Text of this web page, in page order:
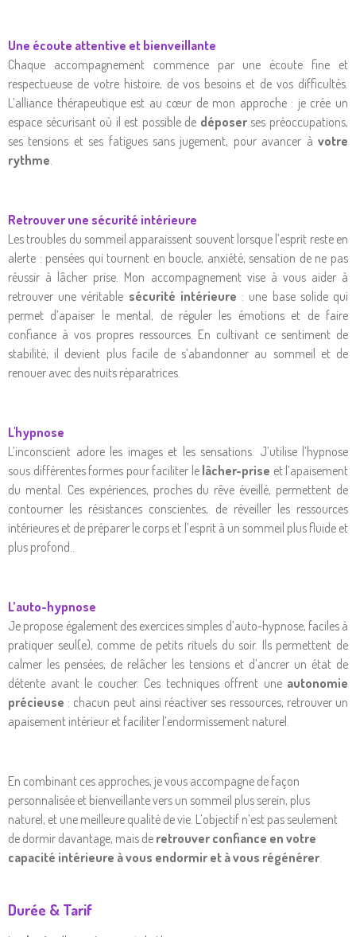
Une écoute attentive et bienveillante
Chaque accompagnement commence par une écoute fine et
respectueuse de votre histoire, de vos besoins et de vos difficultés.
L’alliance thérapeutique est au cœur de mon approche : je crée un
espace sécurisant où il est possible de déposerses préoccupations,
ses tensions et ses fatigues sans jugement, pour avancer à votre
rythme.
Retrouver une sécurité intérieure
Les troubles du sommeil apparaissent souvent lorsque l’esprit reste en
alerte : pensées qui tournent en boucle, anxiété, sensation de ne pas
réussir à lâcher prise. Mon accompagnement vise à vous aider à
retrouver une véritable sécurité intérieure : une base solide qui
permet d’apaiser le mental, de réguler les émotions et de faire
confiance à vos propres ressources. En cultivant ce sentiment de
stabilité, il devient plus facile de s’abandonner au sommeil et de
renouer avec des nuits réparatrices.
L'hypnose
L’inconscient adore les images et les sensations. J’utilise l’hypnose
sous différentes formes pour faciliter le lâcher-prise et l’apaisement
du mental. Ces expériences, proches du rêve éveillé, permettent de
contourner les résistances conscientes, de réveiller les ressources
intérieures et de préparer le corps et l’esprit à un sommeil plus fluide et
plus profond..
L’auto-hypnose
Je propose également des exercices simples d’auto-hypnose, faciles à
pratiquer seul(e), comme de petits rituels du soir. Ils permettent de
calmer les pensées, de relâcher les tensions et d’ancrer un état de
détente avant le coucher. Ces techniques offrent une autonomie
précieuse : chacun peut ainsi réactiver ses ressources, retrouver un
apaisement intérieur et faciliter l’endormissement naturel.
En combinant ces approches, je vous accompagne de façon
personnalisée et bienveillante vers un sommeil plus serein, plus
naturel, et une meilleure qualité de vie. L’objectif n’est pas seulement
de dormir davantage, mais de retrouver confiance en votre
capacité intérieure à vous endormir et à vous régénérer.
Durée & Tarif